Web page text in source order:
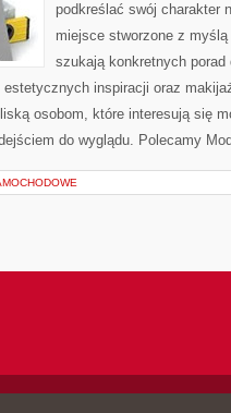
podkreślać swój charakter
miejsce stworzone z
szukają konkretnych
estetycznych inspiracji oraz
osobom, które interesują się
do wyglądu. Polecamy